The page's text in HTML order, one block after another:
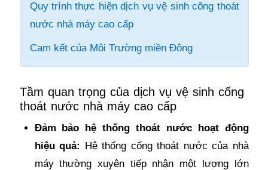
Quy trình thực hiện dịch vụ vệ sinh cống thoát
nước nhà máy cao cấp
Cam kết của Môi Trường miền Đông
Tầm quan trọng của dịch vụ vệ sinh cống
thoát nước nhà máy cao cấp
Đảm bảo hệ thống thoát nước hoạt động
hiệu quả: Hệ thống cống thoát nước của nhà
máy thường xuyên tiếp nhận một lượng lớn